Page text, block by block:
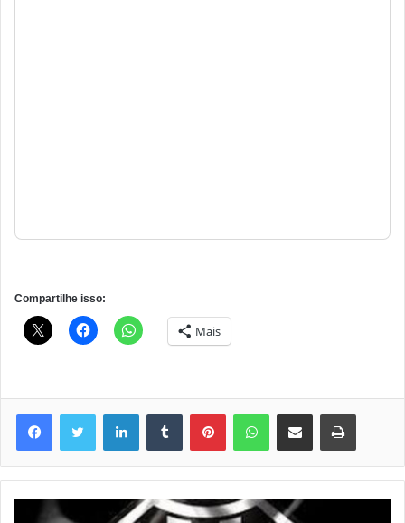
Compartilhe isso:
Mais
LinkedinTumblr PinterestWhatsAppCompartilhar via e-mail Imprimir